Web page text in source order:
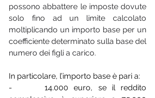
possono abbattere le imposte dovute
solo fino ad un limite calcolato
moltiplicando un importo base per un
coefficiente determinato sulla base del
numero dei figli a carico.
In particolare, l’importo base è pari a:
-      14.000 euro, se il reddito